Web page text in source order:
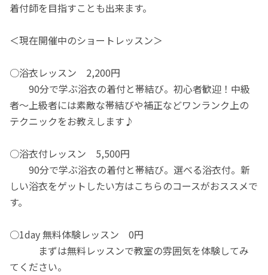
着付師を目指すことも出来ます。
＜現在開催中のショートレッスン＞
○浴衣レッスン 2,200円
90分で学ぶ浴衣の着付と帯結び。初心者歓迎！中級
者～上級者には素敵な帯結びや補正などワンランク上の
テクニックをお教えします♪
○浴衣付レッスン 5,500円
90分で学ぶ浴衣の着付と帯結び。選べる浴衣付。新
しい浴衣をゲットしたい方はこちらのコースがおススメで
す。
○1day 無料体験レッスン 0円
まずは無料レッスンで教室の雰囲気を体験してみ
てください。